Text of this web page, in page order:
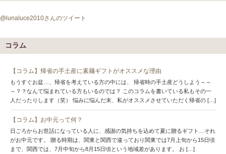
@lunaluce2010さんのツイート
コラム
【コラム】帰省の手土産に素麺ギフトがオススメな理由
もうすぐお盆…、帰省を考えている方の中には、 帰省時の手土産どうしよう～～
～？？なんて悩まれている方もいるのでは？ このコラムを書いている私もその一
人だったりします（笑） 悩みに悩んだ末、私がオススメさせていただく帰省の […]
【コラム】お中元って何？
日ごろからお世話になっている人に、感謝の気持ちを込めて夏に贈るギフト…それ
がお中元です。 贈る時期は、関東と関西で違っており関東では7月上旬から15日頃
まで、関西では、7月中旬から8月15日頃という地域差があります。 お […]